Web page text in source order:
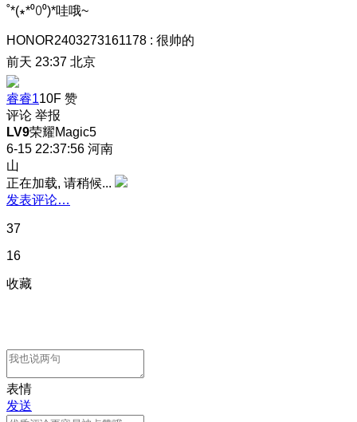
˚*(∗*⁰꒨⁰)*哇哦~
HONOR2403273161178 : 很帅的
前天 23:37 北京
睿睿110F 赞
评论 举报
LV9荣耀Magic5
6-15 22:37:56 河南
山
正在加载, 请稍候...
发表评论…
37
16
收藏
表情
发送